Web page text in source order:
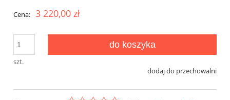
Cena: 3 220,00 zł
szt.
do koszyka
dodaj do przechowalni